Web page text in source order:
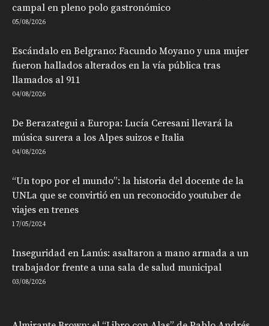
campal en pleno polo gastronómico
05/08/2026
Escándalo en Belgrano: Facundo Moyano y una mujer
fueron hallados alterados en la vía pública tras
llamados al 911
04/08/2026
De Berazategui a Europa: Lucía Ceresani llevará la
música surera a los Alpes suizos e Italia
04/08/2026
“Un topo por el mundo”: la historia del docente de la
UNLa que se convirtió en un reconocido youtuber de
viajes en trenes
17/05/2024
Inseguridad en Lanús: asaltaron a mano armada a un
trabajador frente a una sala de salud municipal
03/08/2026